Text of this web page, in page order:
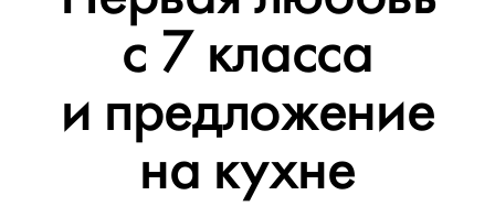
с 7 класса
и предложение
на кухне